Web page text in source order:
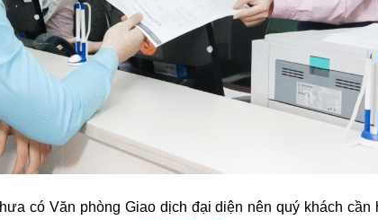
có Văn phòng Giao dịch đại diện nên quý khách